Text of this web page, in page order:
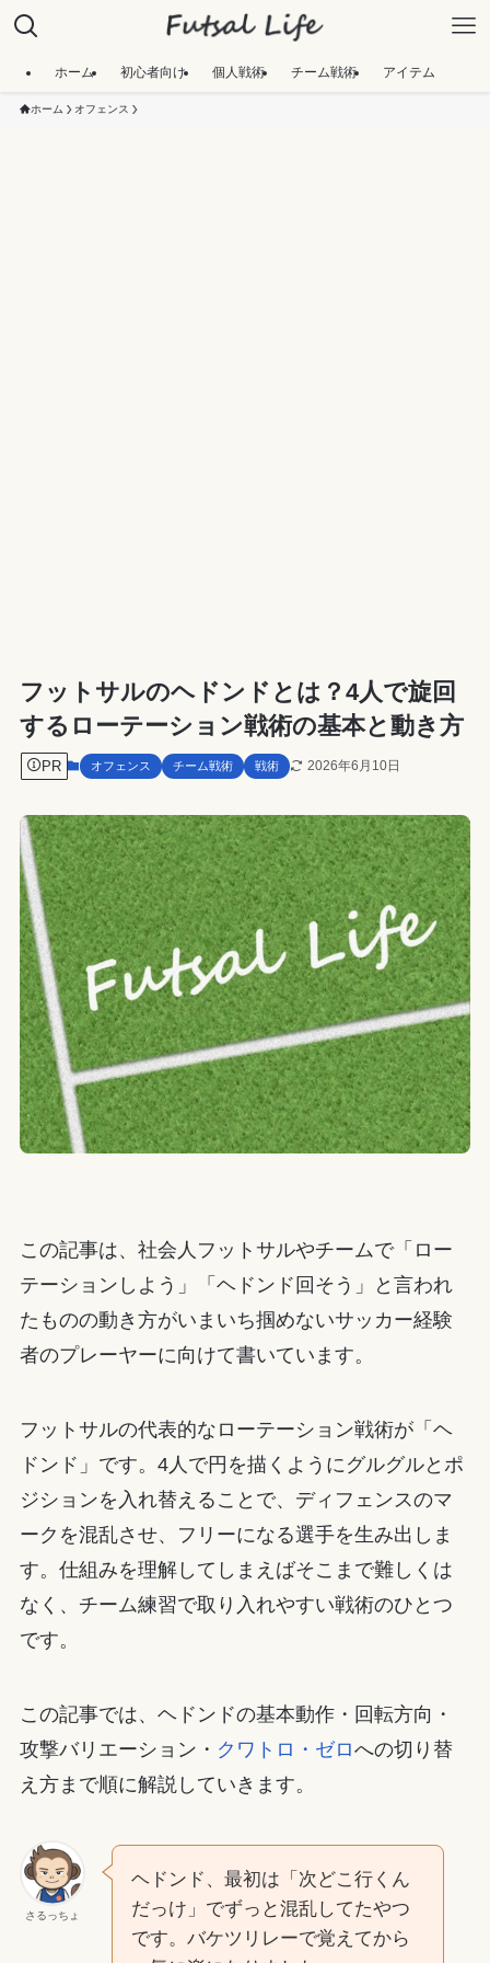
ホーム 初心者向け 個人戦術 チーム戦術 アイテム
ホーム オフェンス
フットサルのヘドンドとは？4人で旋回
するローテーション戦術の基本と動き方
PR オフェンス チーム戦術 戦術 2026年6月10日
この記事は、社会人フットサルやチームで「ロー
テーションしよう」「ヘドンド回そう」と言われ
たものの動き方がいまいち掴めないサッカー経験
者のプレーヤーに向けて書いています。
フットサルの代表的なローテーション戦術が「ヘ
ドンド」です。4人で円を描くようにグルグルとポ
ジションを入れ替えることで、ディフェンスのマ
ークを混乱させ、フリーになる選手を生み出しま
す。仕組みを理解してしまえばそこまで難しくは
なく、チーム練習で取り入れやすい戦術のひとつ
です。
この記事では、ヘドンドの基本動作・回転方向・
攻撃バリエーション・ クワトロ・ゼロへの切り替
え方まで順に解説していきます。
さるっちょ
ヘドンド、最初は「次どこ行くん
だっけ」でずっと混乱してたやつ
です。バケツリレーで覚えてから